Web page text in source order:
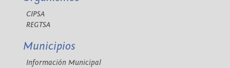
CIPSA
REGTSA
Municipios
Información Municipal